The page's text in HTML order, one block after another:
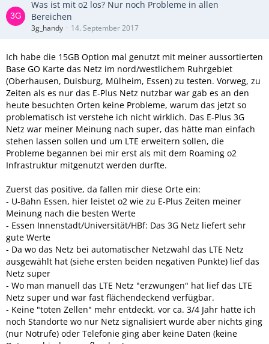
Was ist mit o2 los? Nur noch Probleme in allen
Bereichen
3g_handy 14. September 2017
Ich habe die 15GB Option mal genutzt mit meiner aussortierten
Base GO Karte das Netz im nord/westlichem Ruhrgebiet
(Oberhausen, Duisburg, Mülheim, Essen) zu testen. Vorweg, zu
Zeiten als es nur das E-Plus Netz nutzbar war gab es an den
heute besuchten Orten keine Probleme, warum das jetzt so
problematisch ist verstehe ich nicht wirklich. Das E-Plus 3G
Netz war meiner Meinung nach super, das hätte man einfach
stehen lassen sollen und um LTE erweitern sollen, die
Probleme begannen bei mir erst als mit dem Roaming o2
Infrastruktur mitgenutzt werden durfte.
Zuerst das positive, da fallen mir diese Orte ein:
- U-Bahn Essen, hier leistet o2 wie zu E-Plus Zeiten meiner
Meinung nach die besten Werte
- Essen Innenstadt/Universität/HBf: Das 3G Netz liefert sehr
gute Werte
- Da wo das Netz bei automatischer Netzwahl das LTE Netz
ausgewählt hat (siehe ersten beiden negativen Punkte) lief das
Netz super
- Wo man manuell das LTE Netz "erzwungen" hat lief das LTE
Netz super und war fast flächendeckend verfügbar.
- Keine "toten Zellen" mehr entdeckt, vor ca. 3/4 Jahr hatte ich
noch Standorte wo nur Netz signalisiert wurde aber nichts ging
(nur Notrufe) oder Telefonie ging aber keine Daten (keine